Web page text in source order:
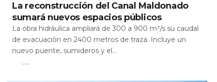
La reconstrucción del Canal Maldonado
sumará nuevos espacios públicos
La obra hidráulica ampliará de 300 a 900 m³/s su caudal
de evacuación en 2400 metros de traza. Incluye un
nuevo puente, sumideros y el...
Leer Más